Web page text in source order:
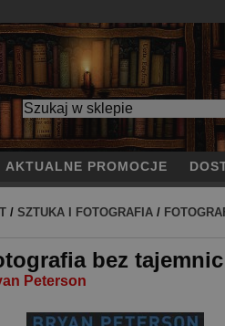
AKTUALNE PROMOCJE
/ SZTUKA I FOTOGRAFIA /
bez tajemnic
Peterson